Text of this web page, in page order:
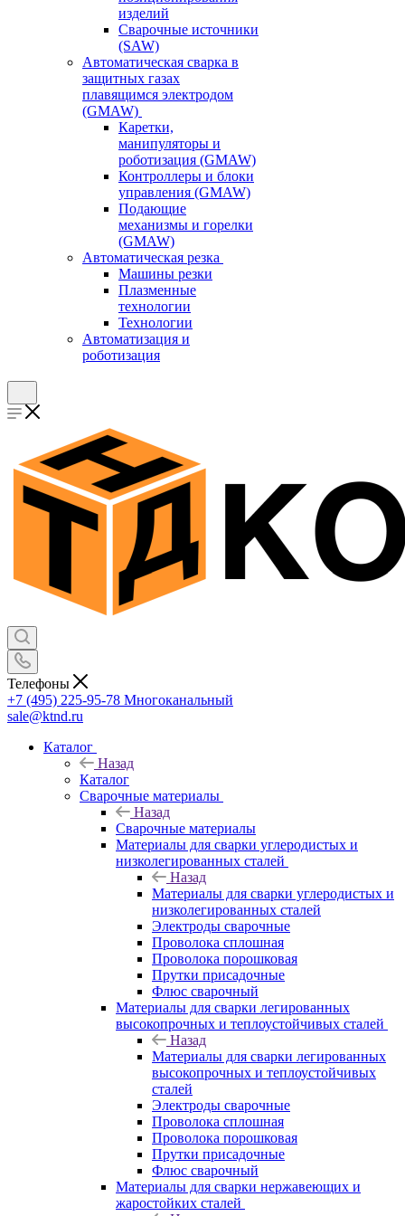
изделий
Сварочные источники
(SAW)
Автоматическая сварка в
защитных газах
плавящимся электродом
(GMAW)
Каретки,
манипуляторы и
роботизация (GMAW)
Контроллеры и блоки
управления (GMAW)
Подающие
механизмы и горелки
(GMAW)
Автоматическая резка
Машины резки
Плазменные
технологии
Технологии
Автоматизация и
роботизация
Телефоны
+7 (495) 225-95-78 Многоканальный
sale@ktnd.ru
Каталог
Назад
Каталог
Сварочные материалы
Назад
Сварочные материалы
Материалы для сварки углеродистых и
низколегированных сталей
Назад
Материалы для сварки углеродистых и
низколегированных сталей
Электроды сварочные
Проволока сплошная
Проволока порошковая
Прутки присадочные
Флюс сварочный
Материалы для сварки легированных
высокопрочных и теплоустойчивых сталей
Назад
Материалы для сварки легированных
высокопрочных и теплоустойчивых
сталей
Электроды сварочные
Проволока сплошная
Проволока порошковая
Прутки присадочные
Флюс сварочный
Материалы для сварки нержавеющих и
жаростойких сталей